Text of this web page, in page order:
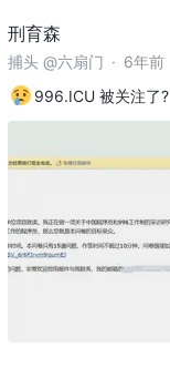
刑育森
捕头 @六扇门 · 6年前
996.ICU 被关注了?